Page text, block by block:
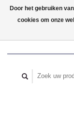
Door het gebruiken
cookies om onze